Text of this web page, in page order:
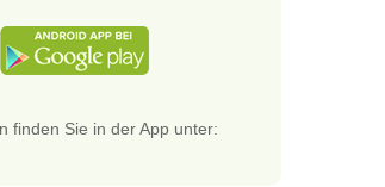
finden Sie in der App unter: